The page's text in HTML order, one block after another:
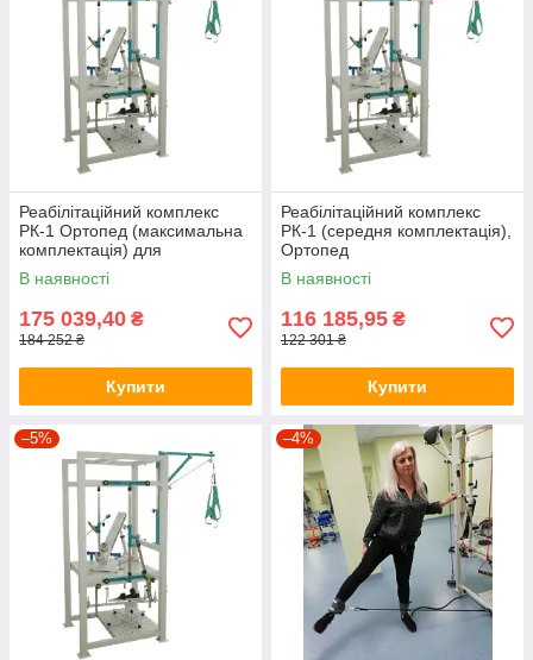
Реабілітаційний комплекс
РК-1 Ортопед (максимальна
комплектація) для
відновлення верхніх і нижніх
кінцівок
В наявності
175 039,40 ₴
184 252 ₴
Купити
Реабілітаційний комплекс
РК-1 (середня комплектація),
Ортопед
В наявності
116 185,95 ₴
122 301 ₴
Купити
–5% –4%